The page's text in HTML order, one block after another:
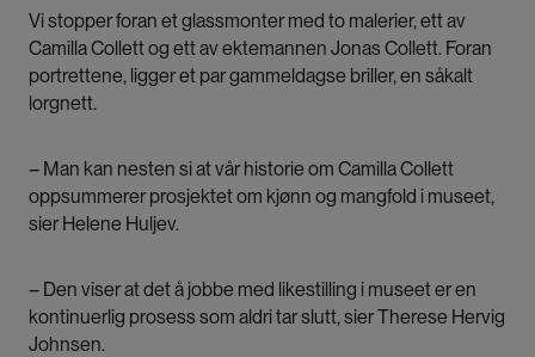
Vi stopper foran et glassmonter med to malerier, ett av
Camilla Collett og ett av ektemannen Jonas Collett. Foran
portrettene, ligger et par gammeldagse briller, en såkalt
lorgnett.
– Man kan nesten si at vår historie om Camilla Collett
oppsummerer prosjektet om kjønn og mangfold i museet,
sier Helene Huljev.
– Den viser at det å jobbe med likestilling i museet er en
kontinuerlig prosess som aldri tar slutt, sier Therese Hervig
Johnsen.